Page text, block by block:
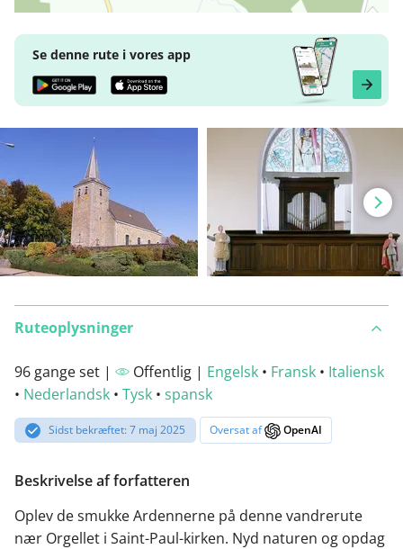
Se denne rute i vores app
Ruteoplysninger
96 gange set | Offentlig | Engelsk • Fransk • Italiensk
• Nederlandsk • Tysk • spansk
Sidst bekræftet: 7 maj 2025 Oversat af OpenAI
Beskrivelse af forfatteren
Oplev de smukke Ardennerne på denne vandrerute
nær Orgellet i Saint-Paul-kirken. Nyd naturen og opdag